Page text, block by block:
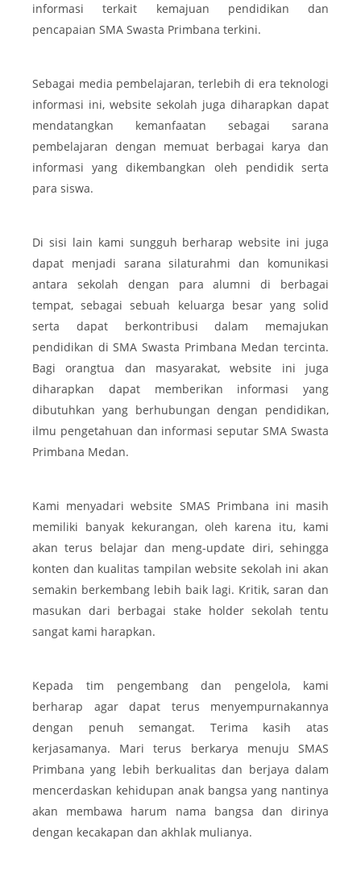
informasi terkait kemajuan pendidikan dan
pencapaian SMA Swasta Primbana terkini.
Sebagai media pembelajaran, terlebih di era teknologi
informasi ini, website sekolah juga diharapkan dapat
mendatangkan kemanfaatan sebagai sarana
pembelajaran dengan memuat berbagai karya dan
informasi yang dikembangkan oleh pendidik serta
para siswa.
Di sisi lain kami sungguh berharap website ini juga
dapat menjadi sarana silaturahmi dan komunikasi
antara sekolah dengan para alumni di berbagai
tempat, sebagai sebuah keluarga besar yang solid
serta dapat berkontribusi dalam memajukan
pendidikan di SMA Swasta Primbana Medan tercinta.
Bagiorangtua dan masyarakat, website ini juga
diharapkan dapat memberikan informasi yang
dibutuhkan yang berhubungan dengan pendidikan,
ilmu pengetahuan dan informasi seputar SMA Swasta
Primbana Medan.
Kami menyadari website SMAS Primbana ini masih
memiliki banyak kekurangan, oleh karena itu, kami
akan terus belajar dan meng-update diri, sehingga
konten dan kualitas tampilan website sekolah ini akan
semakin berkembang lebih baik lagi. Kritik, saran dan
masukan dari berbagai stake holder sekolah tentu
sangat kami harapkan.
Kepada tim pengembang dan pengelola, kami
berharap agar dapat terus menyempurnakannya
dengan penuh semangat. Terima kasih atas
kerjasamanya. Mari terus berkarya menuju SMAS
Primbana yang lebih berkualitas dan berjaya dalam
mencerdaskan kehidupan anak bangsa yang nantinya
akan membawa harum nama bangsa dan dirinya
dengan kecakapan dan akhlak mulianya.